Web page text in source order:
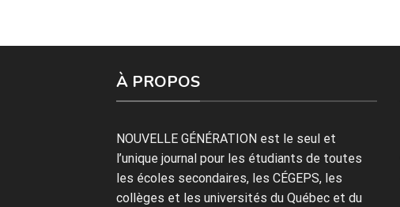
À PROPOS
NOUVELLE GÉNÉRATION est le seul et
l’unique journal pour les étudiants de toutes
les écoles secondaires, les CÉGEPS, les
collèges et les universités du Québec et du